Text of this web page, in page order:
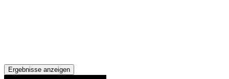
Ergebnisse anzeigen